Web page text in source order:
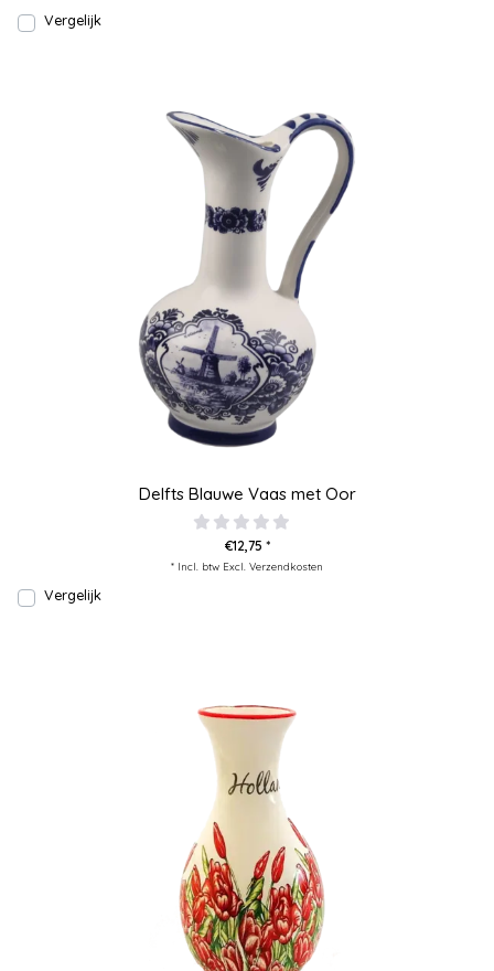
Vergelijk
Delfts Blauwe Vaas met Oor
€12,75 *
* Incl. btw Excl. Verzendkosten
Vergelijk